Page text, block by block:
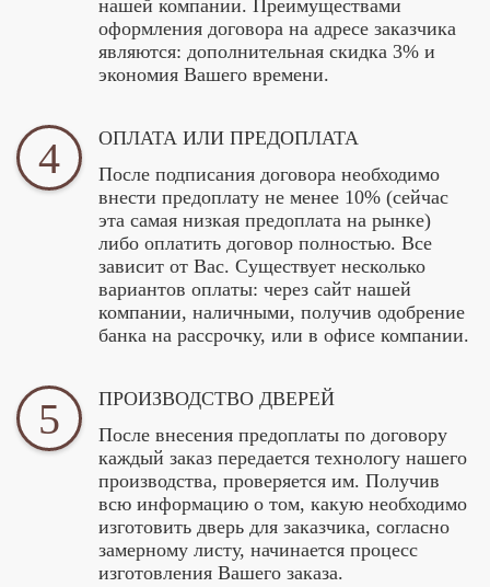
нашей компании. Преимуществами
оформления договора на адресе заказчика
являются: дополнительная скидка 3% и
экономия Вашего времени.
4
ОПЛАТА ИЛИ ПРЕДОПЛАТА
После подписания договора необходимо
внести предоплату не менее 10% (сейчас
эта самая низкая предоплата на рынке)
либо оплатить договор полностью. Все
зависит от Вас. Существует несколько
вариантов оплаты: через сайт нашей
компании, наличными, получив одобрение
банка на рассрочку, или в офисе компании.
5
ПРОИЗВОДСТВО ДВЕРЕЙ
После внесения предоплаты по договору
каждый заказ передается технологу нашего
производства, проверяется им. Получив
всю информацию о том, какую необходимо
изготовить дверь для заказчика, согласно
замерному листу, начинается процесс
изготовления Вашего заказа.